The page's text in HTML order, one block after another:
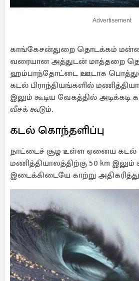
Advertisement
காங்கேசன்துறை தொடக்கம்
வரையான அத்துடன் ‌மாத்தறை
ஹம்பாந்தோட்டை ஊடாக
கடல் பிராந்தியங்களில்
இலும் கூடிய வேகத்தில் அடிக்கடி
வீசக் கூடும்.
கடல் கொந்தளிப்பு
நாட்டைச் சூழ உள்ள ஏனைய கடல்
மணித்தியாலத்திற்கு 50 km இலும்
இடைக்கிடையே காற்று